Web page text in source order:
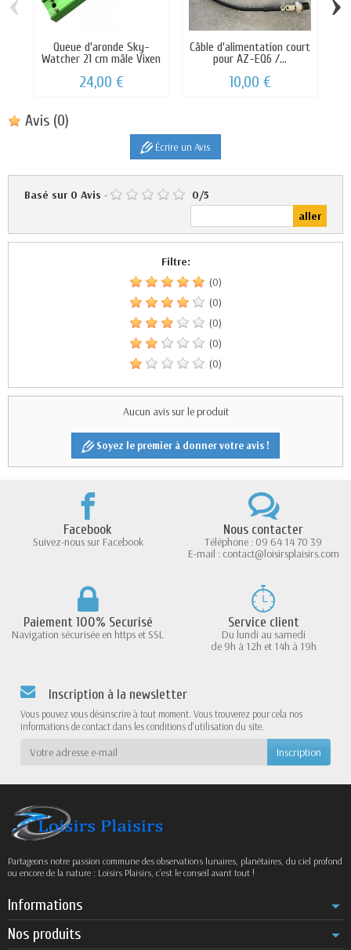
Queue d'aronde Sky-
Watcher 21 cm mâle Vixen
24,00 €
Câble d'alimentation court
pour AZ-EQ6 /...
10,00 €
Avis (0)
Écrire un Avis
Basé sur 0 Avis - 0/5
Filtre:
(0)
(0)
(0)
(0)
(0)
Aucun avis sur le produit
Soyez le premier à donner votre avis !
Facebook
Suivez-nous sur Facebook
Nous contacter
Téléphone : 09 64 14 70 39
E-mail : contact@loisirsplaisirs.com
Paiement 100% Securisé
Navigation sécurisée en https et SSL
Service client
Du lundi au samedi
de 9h à 12h et 14h à 19h
Inscription à la newsletter
Vous pouvez vous désinscrire à tout moment. Vous trouverez pour cela nos
informations de contact dans les conditions d'utilisation du site.
Partageons notre passion commune des observations lunaires, planétaires, du ciel profond
ou encore de la nature : Loisirs Plaisirs, c’est le conseil avant tout !
Informations
Nos produits